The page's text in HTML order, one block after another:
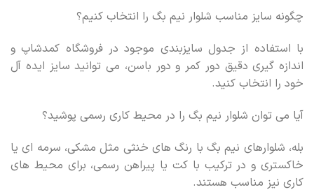
چگونه سایز مناسب شلوار نیم بگ را انتخاب کنیم؟
با استفاده از جدول سایزبندی موجود در فروشگاه کمدشاپ و
اندازه گیری دقیق دور کمر و دور باسن، می توانید سایز ایده آل
خود را انتخاب کنید.
آیا می توان شلوار نیم بگ را در محیط کاری رسمی پوشید؟
بله، شلوارهای نیم بگ با رنگ های خنثی مثل مشکی، سرمه ای یا
خاکستری و در ترکیب با کت یا پیراهن رسمی، برای محیط های
کاری نیز مناسب هستند.